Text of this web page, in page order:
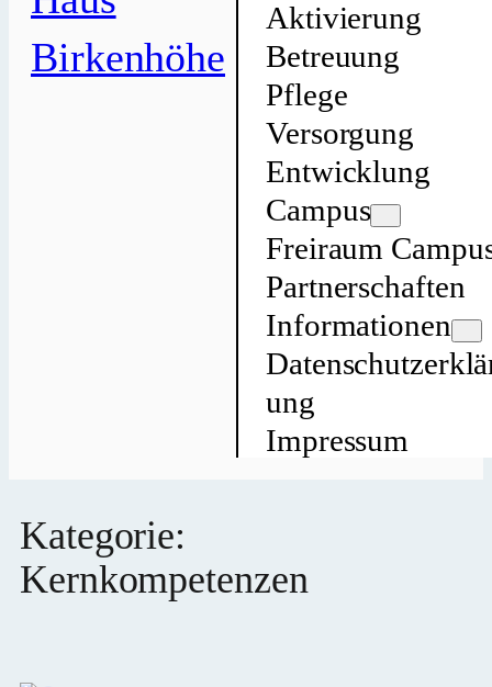
Birkenhöhe
Aktivierung
Betreuung
Pflege
Versorgung
Entwicklung
Campus
Freiraum
Partnerschaften
Informationen
ung
Impressum
Kategorie:
Kernkompetenzen